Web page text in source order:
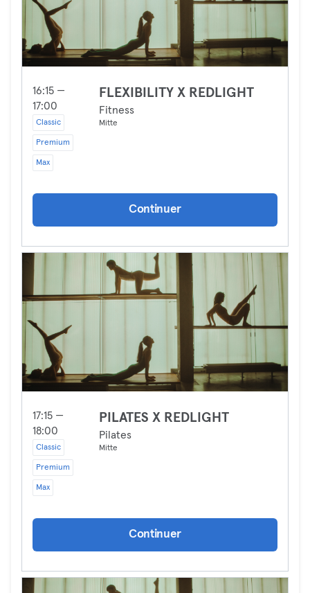
16:15 —
17:00
Classic
Premium
Max
FLEXIBILITY X REDLIGHT
Fitness
Mitte
Continuer
17:15 —
18:00
Classic
Premium
Max
PILATES X REDLIGHT
Pilates
Mitte
Continuer